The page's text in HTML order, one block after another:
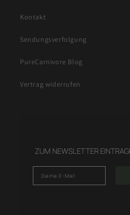
Kontakt
Sendungsverfolgung
PureCarnivore Blog
Vertrag widerrufen
ZUM NEWSLETTER